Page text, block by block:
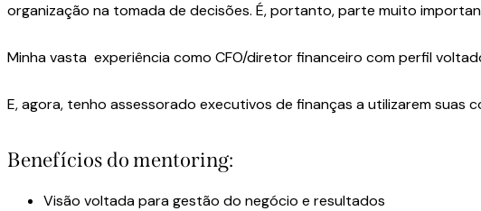
organização na tomada de decisões. É, portanto, parte muito
Minha vasta experiência como CFO/diretor financeiro com perfil
E, agora, tenho assessorado executivos de finanças a utilizarem
Benefícios do mentoring:
Visão voltada para gestão do negócio e resultados